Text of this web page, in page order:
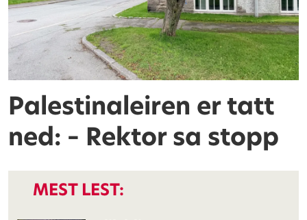
Palestinaleiren er tatt
ned: – Rektor sa stopp
MEST LEST: